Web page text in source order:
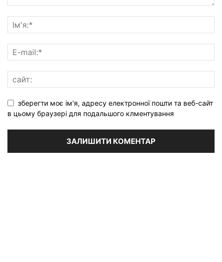
зберегти моє ім'я, адресу електронної пошти та веб-сайт
в цьому браузері для подальшого клментування